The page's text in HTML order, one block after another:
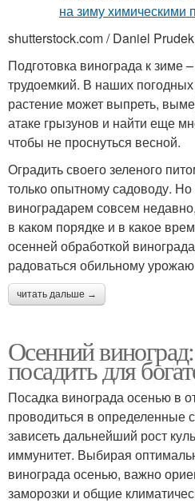
shutterstock.com / Daniel Prudek
Подготовка винограда к зиме
трудоемкий. В наших
растение может выпреть,
атаке грызунов и найти еще
чтобы не проснуться весной.
Оградить своего зеленого
только опытному садоводу.
виноградарем совсем
в каком порядке и в какое
осенней обработкой
радоваться обильному
читать дальше →
Осенний
посадить для
Посадка винограда осенью в
проводиться в определенные
зависеть дальнейший рост
иммунитет. Выбирая
винограда осенью, важно
заморозки и общие